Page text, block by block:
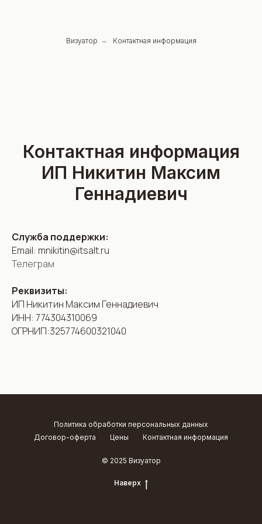
Визуатор → Контактная информация
Контактная информация
ИП Никитин Максим
Геннадиевич
Служба поддержки:
Email: mnikitin@itsalt.ru
Телеграм
Реквизиты:
ИП Никитин Максим Геннадиевич
ИНН: 774304310069
ОГРНИП:325774600321040
Политика обработки персональных данных
Договор-оферта
Цены Контактная информация
© 2025 Визуатор
Наверх